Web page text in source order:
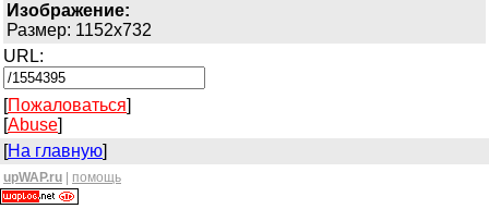
Изображение:
Размер: 1152x732
URL:
[Пожаловаться]
[Abuse]
[На главную]
upWAP.ru помощь